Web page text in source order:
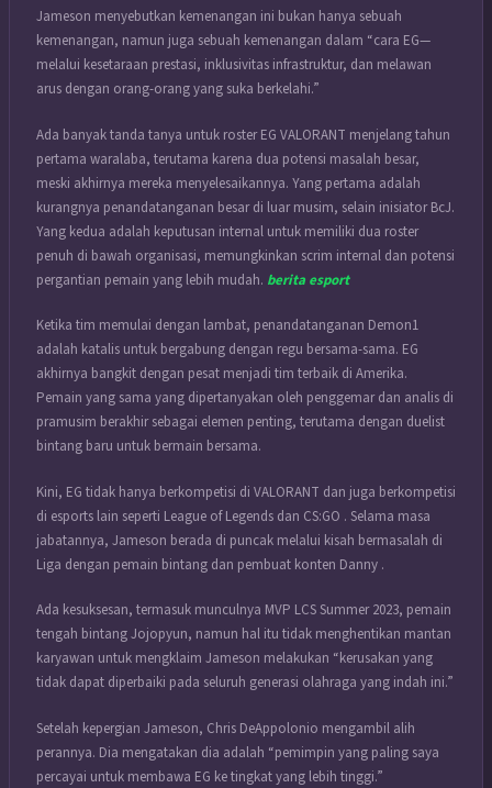
Jameson menyebutkan kemenangan ini bukan hanya sebuah
kemenangan, namun juga sebuah kemenangan dalam “cara EG—
melalui kesetaraan prestasi, inklusivitas infrastruktur, dan melawan
arus dengan orang-orang yang suka berkelahi.”
Ada banyak tanda tanya untuk roster EG VALORANT menjelang tahun
pertama waralaba, terutama karena dua potensi masalah besar,
meski akhirnya mereka menyelesaikannya. Yang pertama adalah
kurangnya penandatanganan besar di luar musim, selain inisiator BcJ.
Yang kedua adalah keputusan internal untuk memiliki dua roster
penuh di bawah organisasi, memungkinkan scrim internal dan potensi
pergantian pemain yang lebih mudah. berita esport
Ketika tim memulai dengan lambat, penandatanganan Demon1
adalah katalis untuk bergabung dengan regu bersama-sama. EG
akhirnya bangkit dengan pesat menjadi tim terbaik di Amerika.
Pemain yang sama yang dipertanyakan oleh penggemar dan analis di
pramusim berakhir sebagai elemen penting, terutama dengan duelist
bintang baru untuk bermain bersama.
Kini, EG tidak hanya berkompetisi di VALORANT dan juga berkompetisi
di esports lain seperti League of Legends dan CS:GO . Selama masa
jabatannya, Jameson berada di puncak melalui kisah bermasalah di
Liga dengan pemain bintang dan pembuat konten Danny .
Ada kesuksesan, termasuk munculnya MVP LCS Summer 2023, pemain
tengah bintang Jojopyun, namun hal itu tidak menghentikan mantan
karyawan untuk mengklaim Jameson melakukan “kerusakan yang
tidak dapat diperbaiki pada seluruh generasi olahraga yang indah ini.”
Setelah kepergian Jameson, Chris DeAppolonio mengambil alih
perannya. Dia mengatakan dia adalah “pemimpin yang paling saya
percayai untuk membawa EG ke tingkat yang lebih tinggi.”